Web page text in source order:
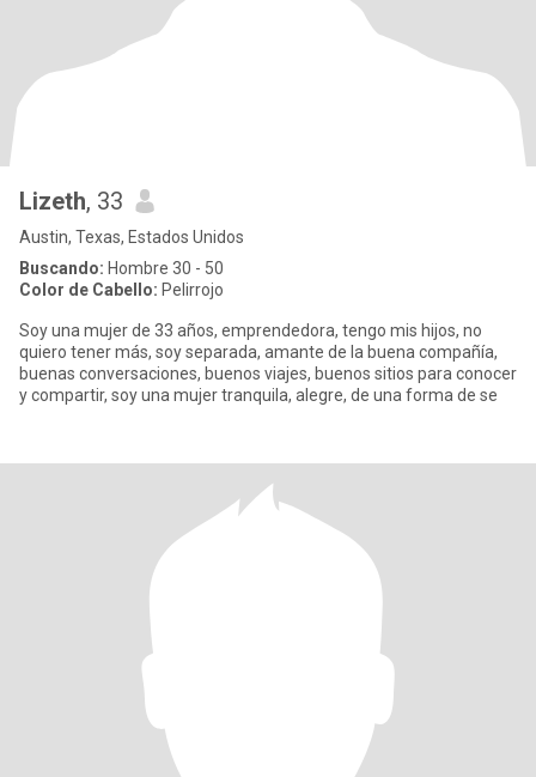
Lizeth, 33
Austin, Texas, Estados Unidos
Buscando: Hombre 30 - 50
Color de Cabello: Pelirrojo
Soy una mujer de 33 años, emprendedora, tengo mis hijos, no
quiero tener más, soy separada, amante de la buena compañía,
buenas conversaciones, buenos viajes, buenos sitios para conocer
y compartir, soy una mujer tranquila, alegre, de una forma de se